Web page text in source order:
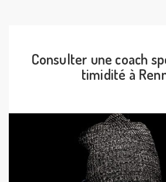
Consulter une coach
timidité à